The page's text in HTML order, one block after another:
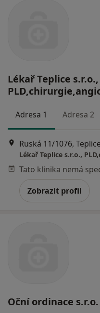
Lékař Teplice s.r.o.,
Adresa 1 Adresa 2
Ruská 11/1076, Teplice
Lékař Teplice s.r.o.,
Zobrazit profil
Oční ordinace s.r.o.